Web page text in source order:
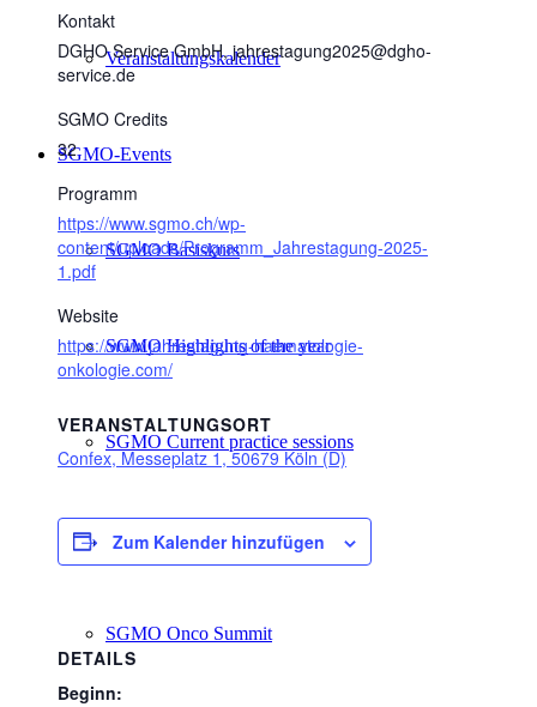
Veranstaltungskalender
SGMO-Events
SGMO Basiskurs
SGMO Highlights of the year
SGMO Current practice sessions
SGMO Curriculum
SGMO Onco Summit
VERANSTALTUNGSORT
Confex, Messeplatz 1, 50679 Köln (D)
Kontakt
DGHO Service GmbH, jahrestagung2025@dgho-
service.de
SGMO Credits
32
Programm
https://www.sgmo.ch/wp-
content/uploads/Programm_Jahrestagung-2025-
1.pdf
Website
https://www.jahrestagung-haematologie-
onkologie.com/
Zum Kalender hinzufügen
DETAILS
Beginn: